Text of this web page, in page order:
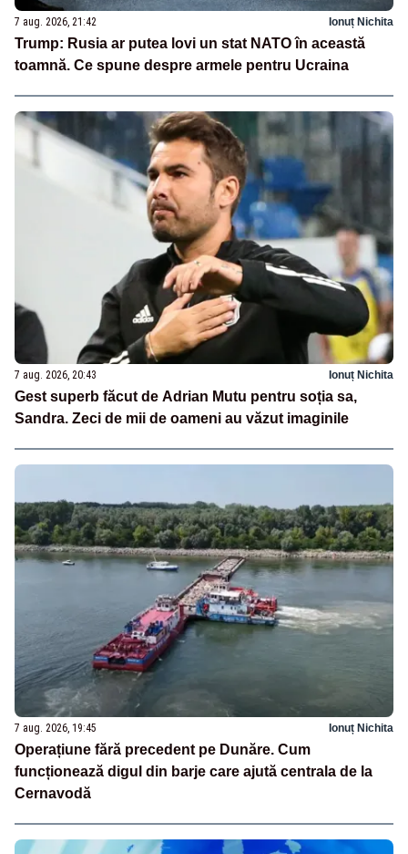
7 aug. 2026, 21:42 Ionuț Nichita
Trump: Rusia ar putea lovi un stat NATO în această
toamnă. Ce spune despre armele pentru Ucraina
7 aug. 2026, 20:43 Ionuț Nichita
Gest superb făcut de Adrian Mutu pentru soția sa,
Sandra. Zeci de mii de oameni au văzut imaginile
7 aug. 2026, 19:45 Ionuț Nichita
Operațiune fără precedent pe Dunăre. Cum
funcționează digul din barje care ajută centrala de la
Cernavodă